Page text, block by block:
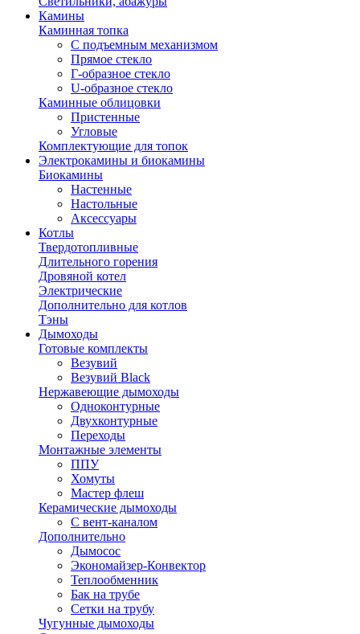
Камины
Каминная топка
С подъемным механизмом
Прямое стекло
Г-образное стекло
U-образное стекло
Каминные облицовки
Пристенные
Угловые
Комплектующие для топок
Электрокамины и биокамины
Биокамины
Настенные
Настольные
Аксессуары
Котлы
Твердотопливные
Длительного горения
Дровяной котел
Электрические
Дополнительно для котлов
Тэны
Дымоходы
Готовые комплекты
Везувий
Везувий Black
Нержавеющие дымоходы
Одноконтурные
Двухконтурные
Переходы
Монтажные элементы
ППУ
Хомуты
Мастер флеш
Керамические дымоходы
С вент-каналом
Дополнительно
Дымосос
Экономайзер-Конвектор
Теплообменник
Бак на трубе
Сетки на трубу
Чугунные дымоходы